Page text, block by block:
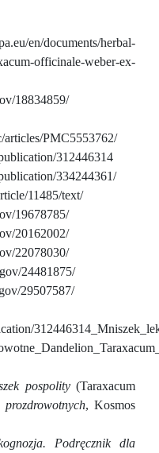
en/documents/herbal-
officinale-weber-ex-
18834859/
PMC5553762/
312446314
334244361/
11485/text/
19678785/
20162002/
22078030/
24481875/
29507587/
pospolity(Taraxacum
, Kosmos
Podręcznik dla